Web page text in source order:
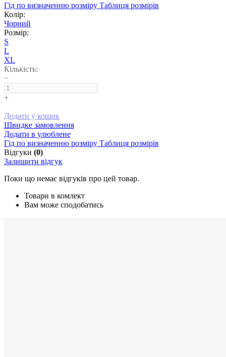
Гід по визначенню розміру Таблиця розмірів
Колір:
Чорний
Розмір:
S
L
XL
Кількість:
−
+
Додати у кошик
Швидке замовлення
Додати в улюблене
Гід по визначенню розміру Таблиця розмірів
Відгуки (0)
Залишити відгук
Поки що немає відгуків про цей товар.
Товари в комлект
Вам може сподобатись